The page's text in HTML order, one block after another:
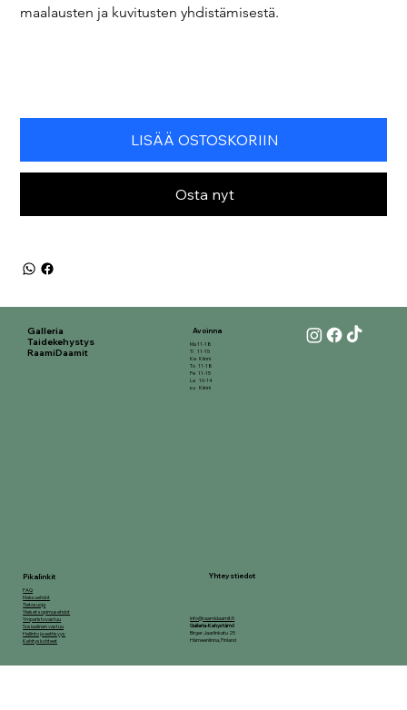
maalausten ja kuvitusten yhdistämisestä.
LISÄÄ OSTOSKORIIN
Osta nyt
Galleria
Taidekehystys
RaamiDaamit
FAQ
Maksuehdot
Tietosuoja
Yleiset sopimusehdot
Ymparistovastuu
Sosiaalinen vastuu
Hallinto ja eettisyys
Kehityskohteet
Pikalinkit Yhteystiedot
info@raamidaamit.fi
Galleria-Kehystämö
Birger Jaarlinkatu 25
Hämeenlinna, Finland
Ma 11-18
Ti 11-15
Ke Kiinni
To 11-18
Pe 11-15
La 10-14
su Kiinni
Avoinna